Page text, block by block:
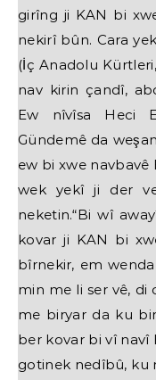
girîng ji KAN bi
nekirî bûn. Cara
(İç Anadolu
nav kirin çandî,
Ew nîvîsa Heci
Gündemê da
ew bi xwe navbavê
wek yekî ji der
neketin.“Bi wî
kovar ji KAN bi
bîrnekir, em
min me li ser vê, di
me biryar da ku
ber kovar bi vî navî
gotinek nedîbû, ku